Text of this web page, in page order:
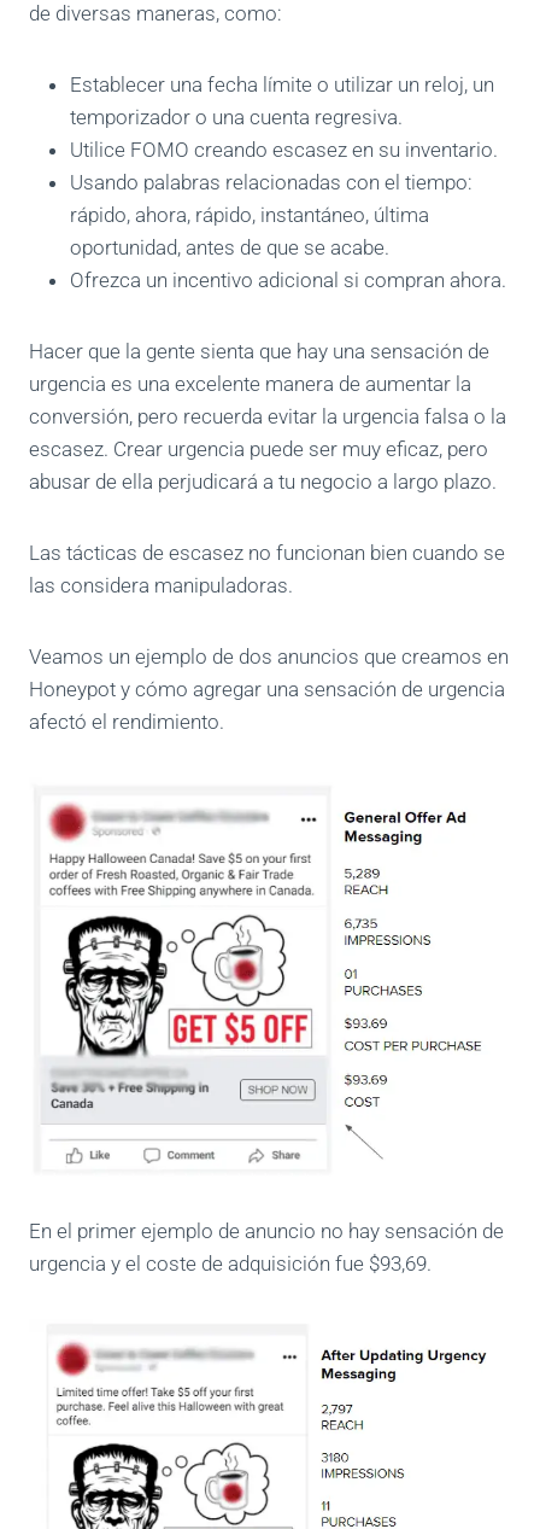
de diversas maneras, como:
Establecer una fecha límite o utilizar un reloj, un
temporizador o una cuenta regresiva.
Utilice FOMO creando escasez en su inventario.
Usando palabras relacionadas con el tiempo:
rápido, ahora, rápido, instantáneo, última
oportunidad, antes de que se acabe.
Ofrezca un incentivo adicional si compran ahora.
Hacer que la gente sienta que hay una sensación de
urgencia es una excelente manera de aumentar la
conversión, pero recuerda evitar la urgencia falsa o la
escasez. Crear urgencia puede ser muy eficaz, pero
abusar de ella perjudicará a tu negocio a largo plazo.
Las tácticas de escasez no funcionan bien cuando se
las considera manipuladoras.
Veamos un ejemplo de dos anuncios que creamos en
Honeypot y cómo agregar una sensación de urgencia
afectó el rendimiento.
En el primer ejemplo de anuncio no hay sensación de
urgencia y el coste de adquisición fue $93,69.